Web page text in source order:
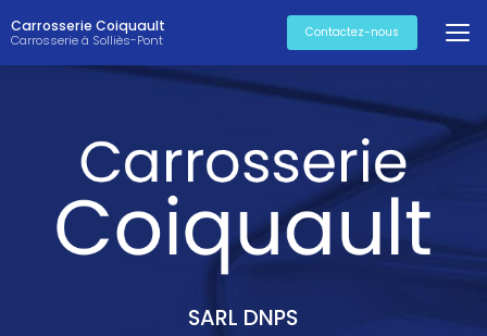
au
contenu
principal
Carrosserie Coiquault
Carrosserie à Solliès-Pont Contactez-nous
SARL DNPS